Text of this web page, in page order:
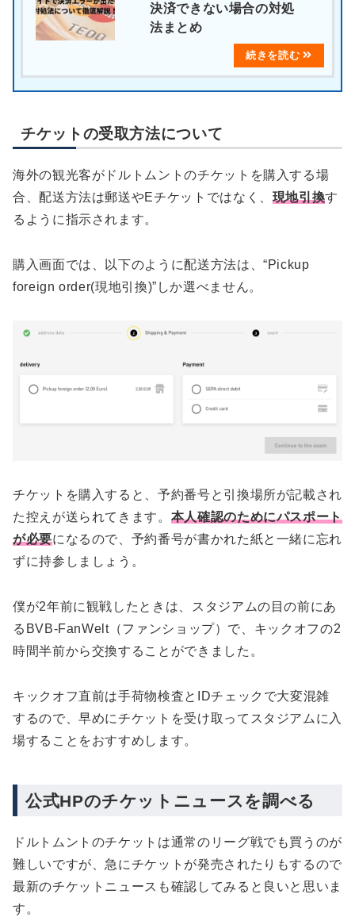
決済できない場合の対処
法まとめ
チケットの受取方法について
海外の観光客がドルトムントのチケットを購入する場
合、配送方法は郵送やEチケットではなく、 現地引換す
るように指示されます。
購入画面では、以下のように配送方法は、“Pickup
foreign order(現地引換)”しか選べません。
チケットを購入すると、予約番号と引換場所が記載され
た控えが送られてきます。 本人確認のためにパスポート
が必要になるので、予約番号が書かれた紙と一緒に忘れ
ずに持参しましょう。
僕が2年前に観戦したときは、スタジアムの目の前にあ
るBVB-FanWelt（ファンショップ）で、キックオフの2
時間半前から交換することができました。
キックオフ直前は手荷物検査とIDチェックで大変混雑
するので、早めにチケットを受け取ってスタジアムに入
場することをおすすめします。
公式HPのチケットニュースを調べる
ドルトムントのチケットは通常のリーグ戦でも買うのが
難しいですが、急にチケットが発売されたりもするので
最新のチケットニュースも確認してみると良いと思いま
す。